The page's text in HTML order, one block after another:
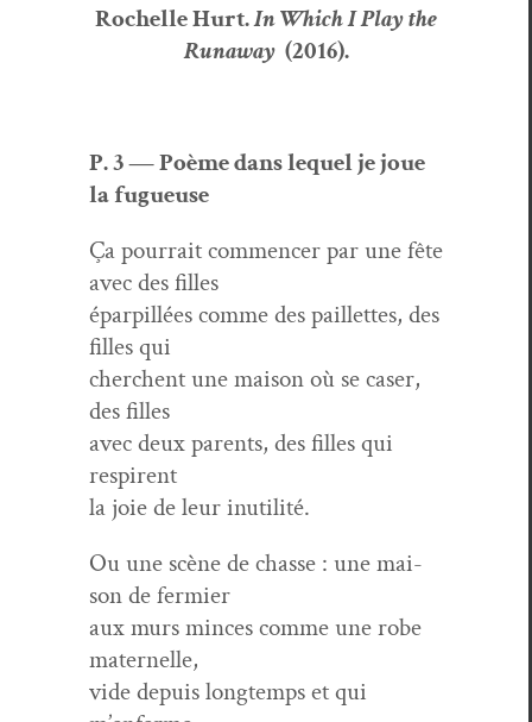
Rochelle Hurt.In Which I Play the
Run­away(2016).
P. 3 — Poème dans lequel je joue
la fugueuse
Ça pour­rait com­mencer par une fête
avec des filles
éparpil­lées comme des pail­lettes, des
filles qui
cherchent une mai­son où se cas­er,
des filles
avec deux par­ents, des filles qui
respirent
la joie de leur inutilité.
Ou une scène de chas­se : une mai­
son de fermier
aux murs minces comme une robe
maternelle,
vide depuis longtemps et qui